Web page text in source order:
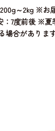
～2kg ※お
7度前後 ※夏
場合があります